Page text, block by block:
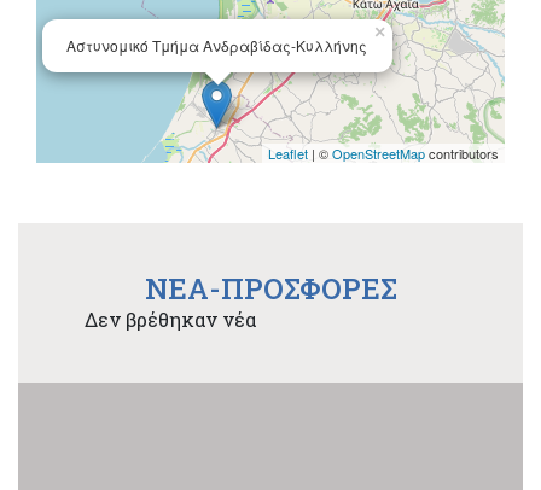
Αστυνομικό Τμήμα Ανδραβίδας-Κυλλήνης
×
Leaflet | ©OpenStreetMapcontributors
NEA-ΠΡΟΣΦΟΡΕΣ
Δεν βρέθηκαν νέα